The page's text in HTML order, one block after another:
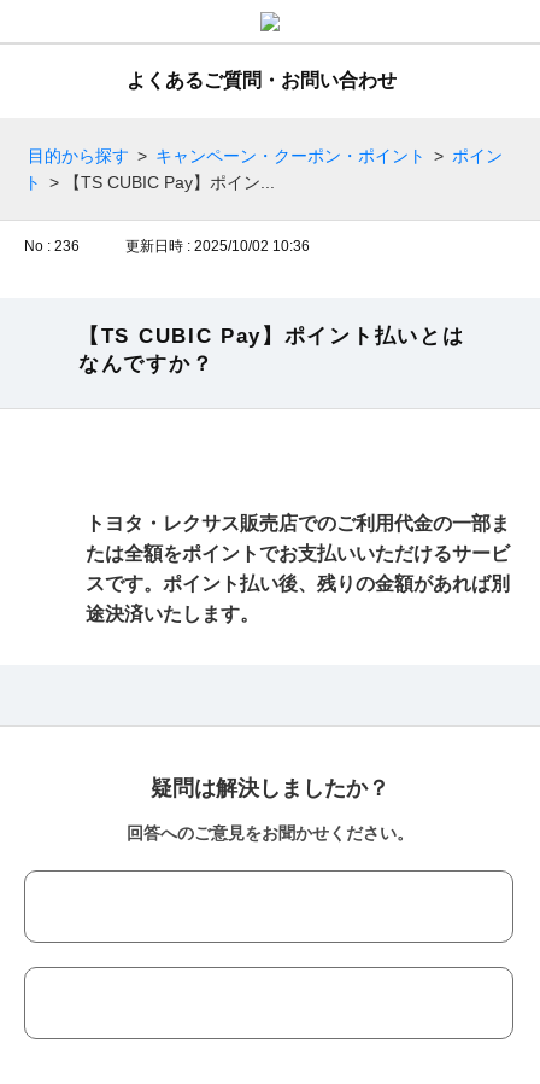
よくあるご質問・お問い合わせ
目的から探す > キャンペーン・クーポン・ポイント > ポイン
ト
> 【TS CUBIC Pay】ポイン...
No : 236 更新日時 : 2025/10/02 10:36
【TS CUBIC Pay】ポイント払いとは
なんですか？
トヨタ・レクサス販売店でのご利用代金の一部ま
たは全額をポイントでお支払いいただけるサービ
スです。ポイント払い後、残りの金額があれば別
途決済いたします。
疑問は解決しましたか？
回答へのご意見をお聞かせください。